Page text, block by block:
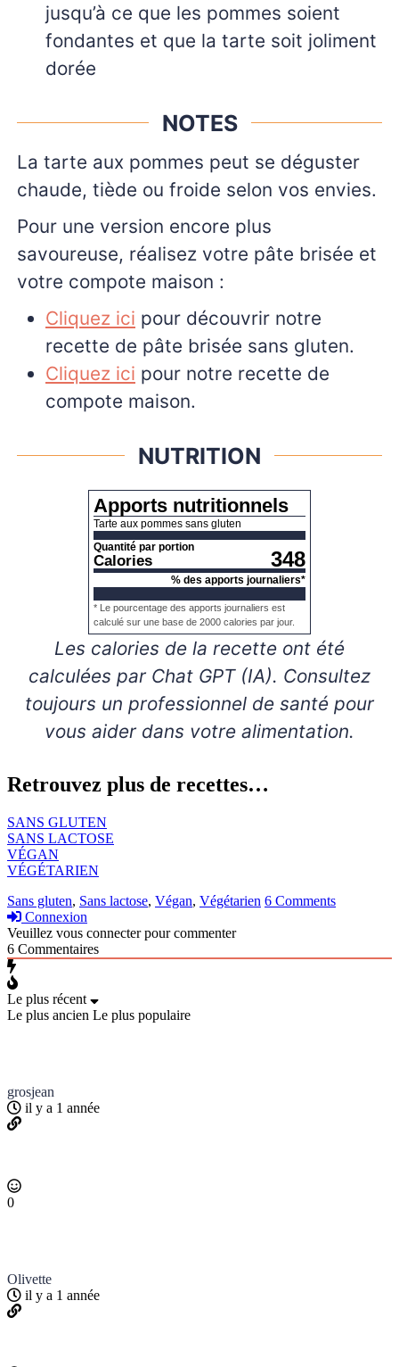
jusqu’à ce que les pommes soient
fondantes et que la tarte soit joliment
dorée
NOTES
La tarte aux pommes peut se déguster
chaude, tiède ou froide selon vos envies.
Pour une version encore plus
savoureuse, réalisez votre pâte brisée et
votre compote maison :
Cliquez ici pour découvrir notre
recette de pâte brisée sans gluten.
Cliquez ici pour notre recette de
compote maison.
NUTRITION
Apports nutritionnels
Tarte aux pommes sans gluten
Quantité par portion
Calories 348
% des apports journaliers*
* Le pourcentage des apports journaliers est
calculé sur une base de 2000 calories par jour.
Les calories de la recette ont été
calculées par Chat GPT (IA). Consultez
toujours un professionnel de santé pour
vous aider dans votre alimentation.
Retrouvez plus de recettes…
SANS GLUTEN
SANS LACTOSE
VÉGAN
VÉGÉTARIEN
Sans gluten, Sans lactose, Végan, Végétarien 6 Comments
Connexion
Veuillez vous connecter pour commenter
6 Commentaires
Le plus récent
Le plus ancien Le plus populaire
grosjean
il y a 1 année
0
Olivette
il y a 1 année